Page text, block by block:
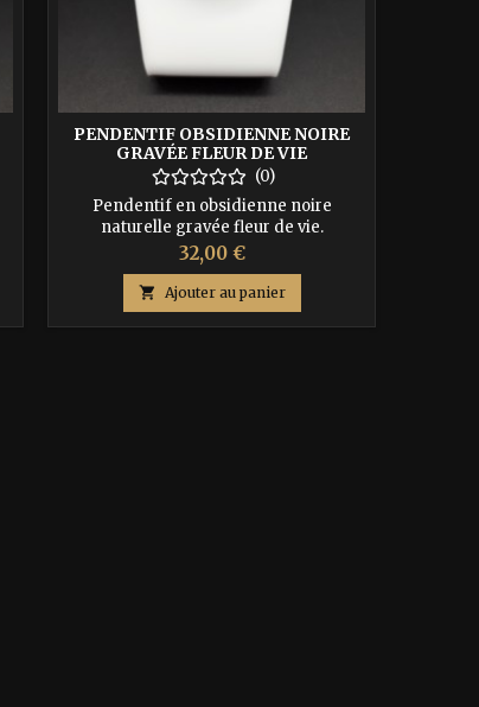
PENDENTIF OBSIDIENNE NOIRE
GRAVÉE FLEUR DE VIE
(0)
Pendentif en obsidienne noire
naturelle gravée fleur de vie.
Prix
32,00 €
 Ajouter au panier